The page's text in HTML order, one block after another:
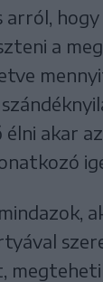
arról,
a
akar